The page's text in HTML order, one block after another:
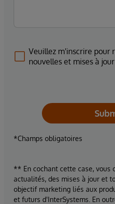
Veuillez m'inscrire pour
nouvelles et mises à
*Champs obligatoires
** En cochant cette case, vous
actualités, des mises à jour et
objectif marketing liés aux
et futurs d'InterSystems. En